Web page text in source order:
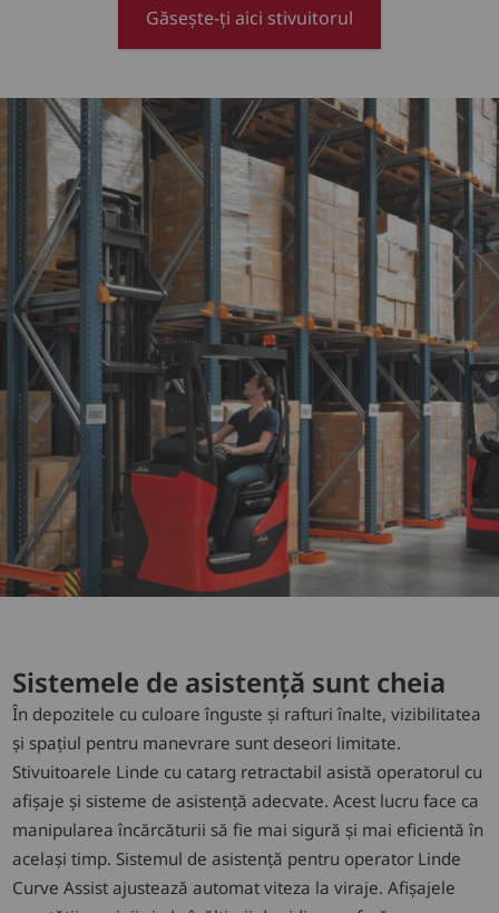
Găsește-ți aici stivuitorul
Sistemele de asistență sunt cheia
În depozitele cu culoare înguste și rafturi înalte, vizibilitatea
și spațiul pentru manevrare sunt deseori limitate.
Stivuitoarele Linde cu catarg retractabil asistă operatorul cu
afișaje și sisteme de asistență adecvate. Acest lucru face ca
manipularea încărcăturii să fie mai sigură și mai eficientă în
același timp. Sistemul de asistență pentru operator Linde
Curve Assist ajustează automat viteza la viraje. Afișajele